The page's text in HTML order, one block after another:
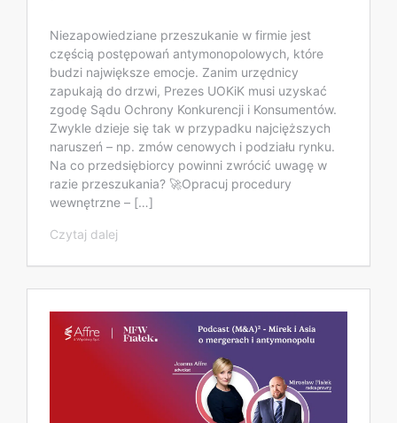
Niezapowiedziane przeszukanie w firmie jest
częścią postępowań antymonopolowych, które
budzi największe emocje. Zanim urzędnicy
zapukają do drzwi, Prezes UOKiK musi uzyskać
zgodę Sądu Ochrony Konkurencji i Konsumentów.
Zwykle dzieje się tak w przypadku najcięższych
naruszeń – np. zmów cenowych i podziału rynku.
Na co przedsiębiorcy powinni zwrócić uwagę w
razie przeszukania? 🚀Opracuj procedury
wewnętrzne – […]
Czytaj dalej